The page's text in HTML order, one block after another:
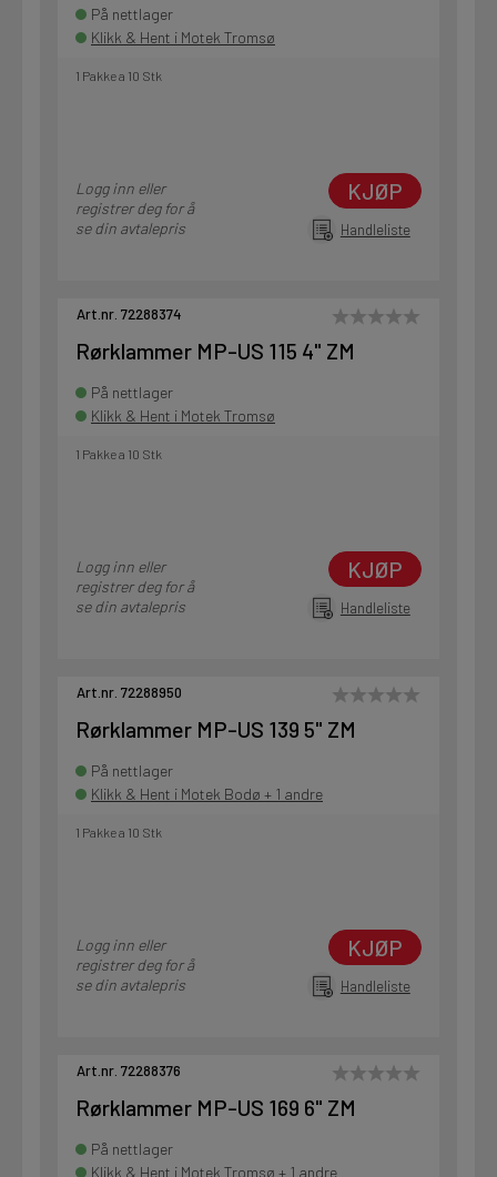
På nettlager
Klikk & Hent i Motek Tromsø
1 Pakke a 10 Stk
Logg inn eller
registrer deg for å
se din avtalepris
KJØP
Handleliste
Art.nr. 72288374
Rørklammer MP-US 115 4" ZM
På nettlager
Klikk & Hent i Motek Tromsø
1 Pakke a 10 Stk
Logg inn eller
registrer deg for å
se din avtalepris
KJØP
Handleliste
Art.nr. 72288950
Rørklammer MP-US 139 5" ZM
På nettlager
Klikk & Hent i Motek Bodø + 1 andre
1 Pakke a 10 Stk
Logg inn eller
registrer deg for å
se din avtalepris
KJØP
Handleliste
Art.nr. 72288376
Rørklammer MP-US 169 6" ZM
På nettlager
Klikk & Hent i Motek Tromsø + 1 andre